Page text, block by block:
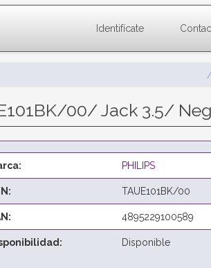
Identifícate
00/ Jack 3.5/
PHILIPS
TAUE101BK/00
4895229100589
Disponible